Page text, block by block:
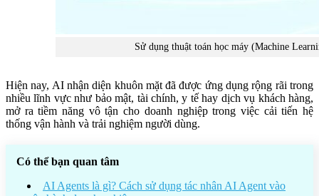
Sử dụng thuật toán học máy (Machine
Hiện nay, AI nhận diện khuôn mặt đã được ứng dụng rộng rãi trong
nhiều lĩnh vực như bảo mật, tài chính, y tế hay dịch vụ khách hàng,
mở ra tiềm năng vô tận cho doanh nghiệp trong việc cải tiến hệ
thống vận hành và trải nghiệm người dùng.
Có thể bạn quan tâm
AI Agents là gì? Cách sử dụng tác nhân AI Agent vào